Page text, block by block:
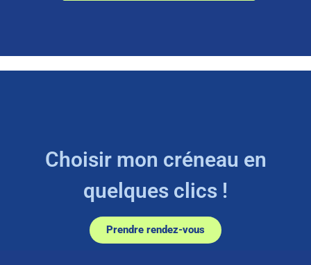
Choisir mon créneau en
quelques clics !
Prendre rendez-vous